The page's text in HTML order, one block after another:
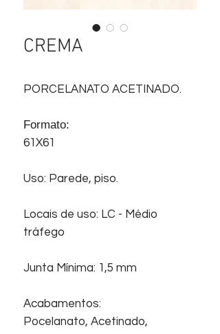
CREMA
PORCELANATO ACETINADO.
Formato:
61X61
Uso: Parede, piso.
Locais de uso: LC - Médio
tráfego
Junta Mínima: 1,5 mm
Acabamentos:
Pocelanato, Acetinado,